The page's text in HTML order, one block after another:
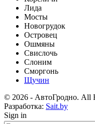
Лида
Мосты
Новогрудок
Островец
Ошмяны
Свислочь
Слоним
Сморгонь
Щучин
© 2026 - АвтоГродно. All
Разработка: Sait.by
Sign in